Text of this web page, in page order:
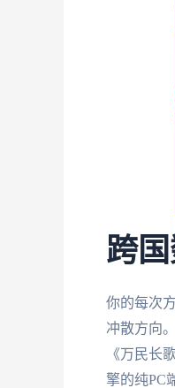
跨
你的每次
冲散方向
《万民长
擎的纯PC